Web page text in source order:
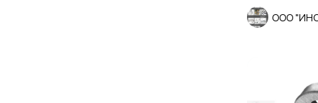
ООО